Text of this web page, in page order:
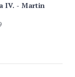
IV. - Martin